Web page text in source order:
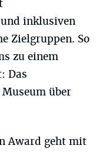
inklusiven
Zielgruppen. So
zu einem
Das
über
Award geht mit